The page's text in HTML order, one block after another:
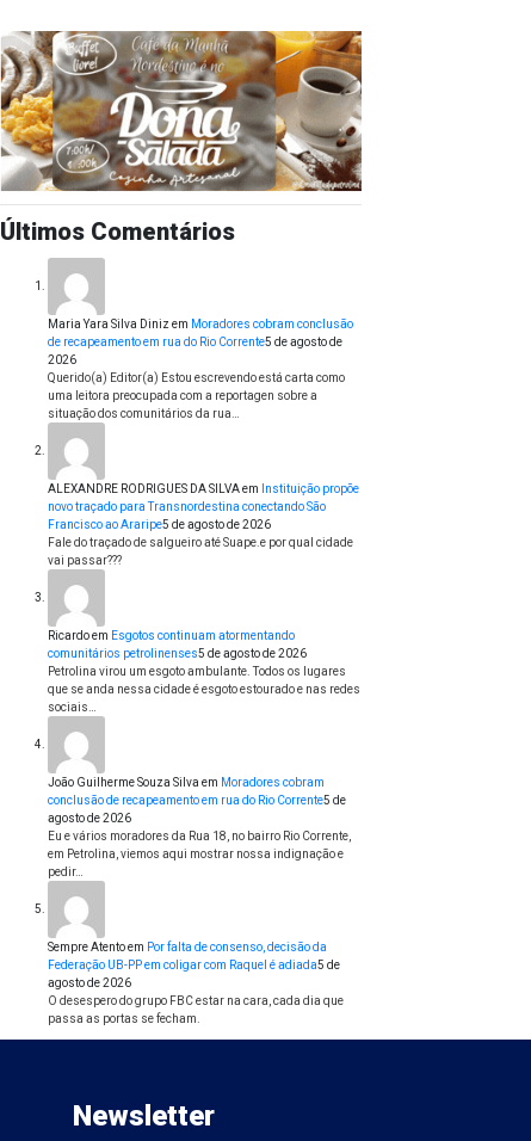
Últimos Comentários
Maria Yara Silva Diniz em Moradores cobram conclusão
de recapeamento em rua do Rio Corrente5 de agosto de
2026
Querido(a) Editor(a) Estou escrevendo está carta como
uma leitora preocupada com a reportagen sobre a
situação dos comunitários da rua…
ALEXANDRE RODRIGUES DA SILVAem
Instituição propõe
novo traçado para Transnordestina conectando São
Francisco ao Araripe5 de agosto de 2026
Fale do traçado de salgueiro até Suape.e por qual cidade
vai passar???
Ricardoem Esgotos continuam atormentando
comunitários petrolinenses5 de agosto de 2026
Petrolina virou um esgoto ambulante. Todos os lugares
que se anda nessa cidade é esgoto estourado e nas redes
sociais…
João Guilherme Souza Silva em Moradores cobram
conclusão de recapeamento em rua do Rio Corrente5 de
agosto de 2026
Eu e vários moradores da Rua 18, no bairro Rio Corrente,
em Petrolina, viemos aqui mostrar nossa indignação e
pedir…
Sempre Atentoem Por falta de consenso, decisão da
Federação UB-PP em coligar com Raquel é adiada5 de
agosto de 2026
O desespero do grupo FBC estar na cara, cada dia que
passa as portas se fecham.
Newsletter